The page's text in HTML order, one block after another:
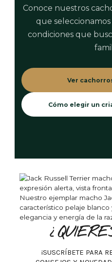
Conoce nuestros
que
condiciones que
Ver
Cómo elegir un
Nuestro ejemplar macho
característico pelaje
elegancia y energía de la
¡SUSCRÍBETE PARA